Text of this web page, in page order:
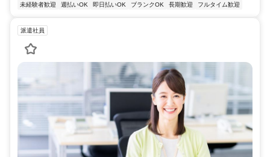
未経験者歓迎
週払いOK 即日払いOK ブランクOK 長期歓迎 フルタイム歓迎
派遣社員